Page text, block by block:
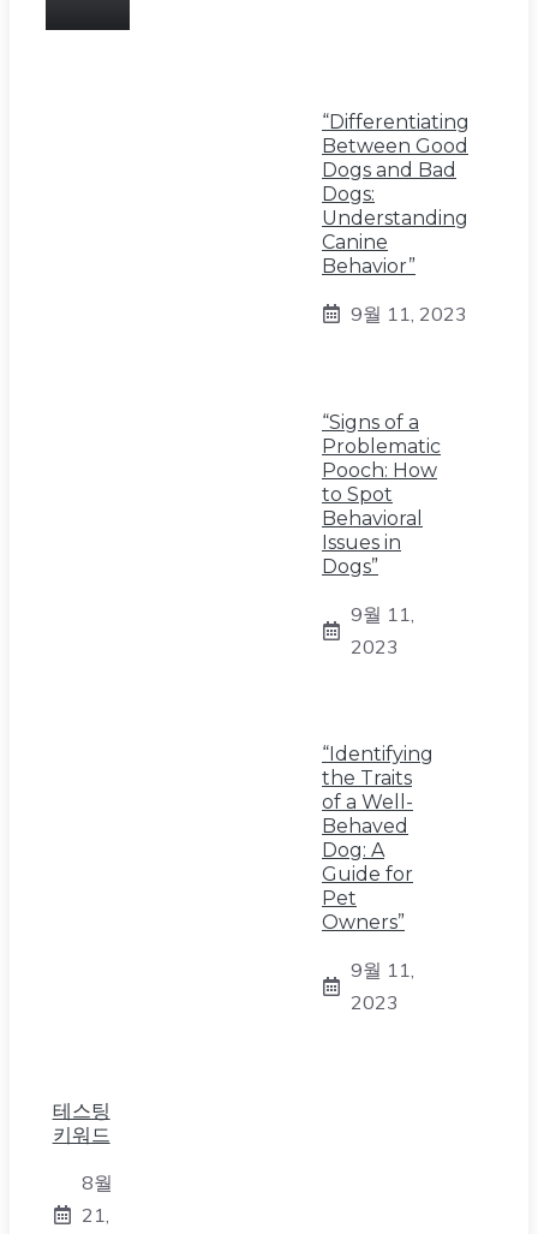
“Differentiating
Between Good
Dogs and Bad
Dogs:
Understanding
Canine
Behavior”
9월 11, 2023
“Signs of a
Problematic
Pooch: How
to Spot
Behavioral
Issues in
Dogs”
9월 11,
2023
“Identifying
the Traits
of a Well-
Behaved
Dog: A
Guide for
Pet
Owners”
9월 11,
2023
테스팅
키워드
8월
21,